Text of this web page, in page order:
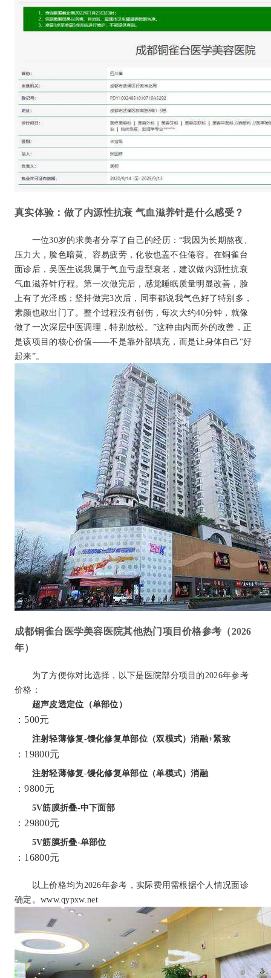
真实体验：做了内源性抗衰 气血滋养针是什么感受？
一位30岁的求美者分享了自己的经历：“我因为长期熬夜、
压力大，脸色暗黄、容易疲劳，化妆也盖不住倦容。在铜雀台
面诊后，吴医生说我属于气血亏虚型衰老，建议做内源性抗衰
气血滋养针疗程。第一次做完后，感觉睡眠质量明显改善，脸
上有了光泽感；坚持做完3次后，同事都说我气色好了特别多，
素颜也敢出门了。整个过程没有创伤，每次大约40分钟，就像
做了一次深层中医调理，特别放松。”这种由内而外的改善，正
是该项目的核心价值——不是靠外部填充，而是让身体自己“好
起来”。
成都铜雀台医学美容医院其他热门项目价格参考（2026
年）
为了方便你对比选择，以下是医院部分项目的2026年参考
价格：
超声皮透定位（单部位）
：500元
注射轻薄修复-馒化修复单部位（双模式）消融+紧致
：19800元
注射轻薄修复-馒化修复单部位（单模式）消融
：9800元
5V筋膜折叠-中下面部
：29800元
5V筋膜折叠-单部位
：16800元
以上价格均为2026年参考，实际费用需根据个人情况面诊
确定。www.qypxw.net